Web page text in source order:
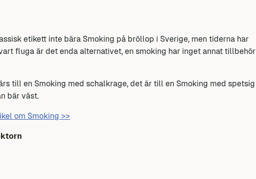
etikett inte bära Smoking på bröllop i Sverige, men tiderna har
fluga är det enda alternativet, en smoking har inget annat tillbehör
till en Smoking med schalkrage, det är till en Smoking med spetsig
bär väst.
om Smoking >>